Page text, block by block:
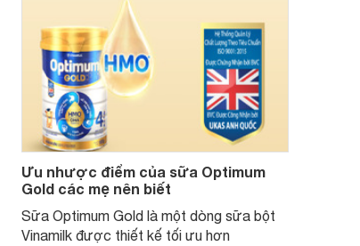
Ưu nhược điểm của sữa Optimum
Gold các mẹ nên biết
Sữa Optimum Gold là một dòng sữa bột
Vinamilk được thiết kế tối ưu hơn